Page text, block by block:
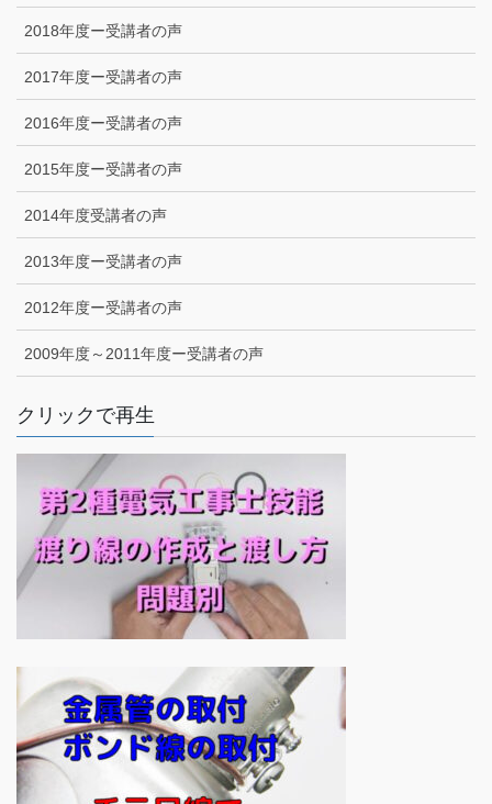
2018年度ー受講者の声
2017年度ー受講者の声
2016年度ー受講者の声
2015年度ー受講者の声
2014年度受講者の声
2013年度ー受講者の声
2012年度ー受講者の声
2009年度～2011年度ー受講者の声
クリックで再生